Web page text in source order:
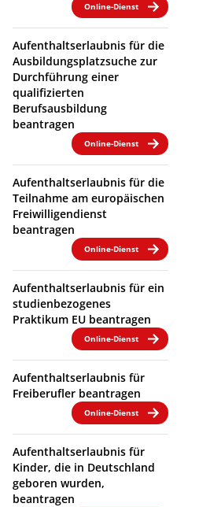
Online-Dienst
Aufenthaltserlaubnis für die
Ausbildungsplatzsuche zur
Durchführung einer
qualifizierten
Berufsausbildung
beantragen
Online-Dienst
Aufenthaltserlaubnis für die
Teilnahme am europäischen
Freiwilligendienst
beantragen
Online-Dienst
Aufenthaltserlaubnis für ein
studienbezogenes
Praktikum EU beantragen
Online-Dienst
Aufenthaltserlaubnis für
Freiberufler beantragen
Online-Dienst
Aufenthaltserlaubnis für
Kinder, die in Deutschland
geboren wurden,
beantragen